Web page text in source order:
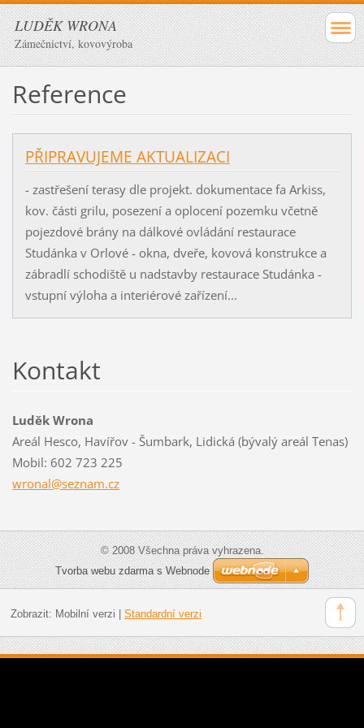
LUDĚK WRONA
Zámečnictví, kovovýroba
Reference
PŘIPRAVUJEME AKTUALIZACI
- zastřešení terasy dle projekt. dokumentace fa Arkiss,
kov. části grilu, posezení a oplocení pozemku včetně
pojezdové brány na dálkové ovládání restaurace
Studánka v Orlové - okna, dveře, kovová konstrukce a
zábradlí schodiště u nadstavby restaurace Studánka -
vstupní výloha a interiérové zařízení...
Kontakt
Luděk Wrona
Areál Hesco, Havířov - Šumbark, Lidická (bývalý areál Tenas)
Mobil: 602 723 225
wronal@seznam.cz
© 2008 Všechna práva vyhrazena.
Tvorba webu zdarma s Webnode
Zobrazit: Mobilní verzi | Standardní verzi